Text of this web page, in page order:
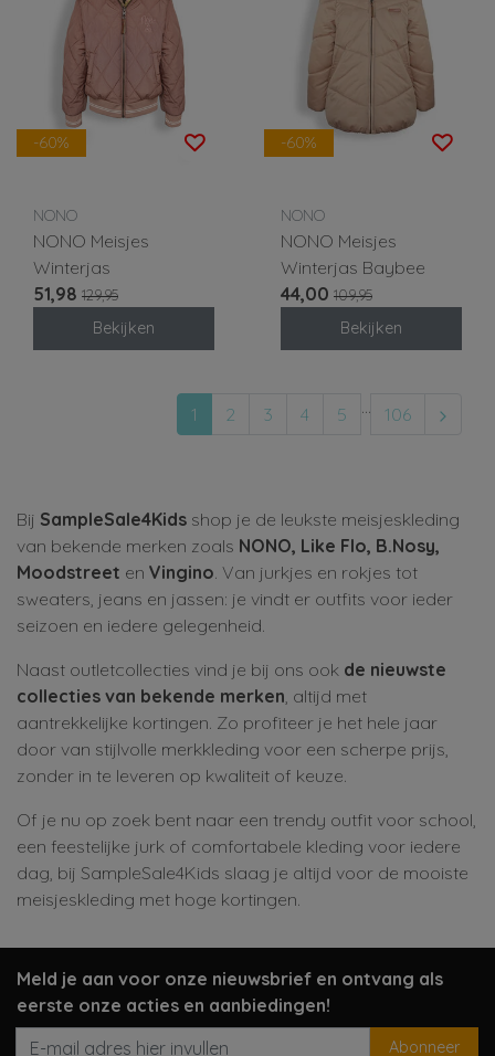
-60%
NONO
NONO Meisjes
Winterjas
51,98 129,95
Bekijken
-60%
NONO
NONO Meisjes
Winterjas Baybee
44,00 109,95
Bekijken
1 2 3 4 5 106
Bij SampleSale4Kids shop je de leukste meisjeskleding
van bekende merken zoals NONO, Like Flo, B.Nosy,
Moodstreet en Vingino . Van jurkjes en rokjes tot
sweaters, jeans en jassen: je vindt er outfits voor ieder
seizoen en iedere gelegenheid.
Naast outletcollecties vind je bij ons ook de nieuwste
collecties van bekende merken , altijd met
aantrekkelijke kortingen. Zo profiteer je het hele jaar
door van stijlvolle merkkleding voor een scherpe prijs,
zonder in te leveren op kwaliteit of keuze.
Of je nu op zoek bent naar een trendy outfit voor school,
een feestelijke jurk of comfortabele kleding voor iedere
dag, bij SampleSale4Kids slaag je altijd voor de mooiste
meisjeskleding met hoge kortingen.
Meld je aan voor onze nieuwsbrief en ontvang als
eerste onze acties en aanbiedingen!
Abonneer